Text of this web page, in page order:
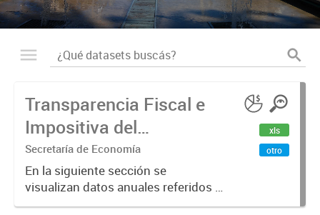
Transparencia Fiscal e
Impositiva del
Municipio. Año 2023
Secretaría de Economía
En la siguiente sección se
visualizan datos anuales referidos a
la transparencia fiscal e impositiva
xls
otro